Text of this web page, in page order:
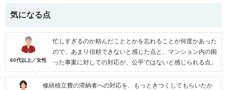
気になる点
60代以上／女性
忙しすぎるのか頼んだこととかを忘れることが何度かあった
ので、あまり信頼できないと感じた点と、マンション内の困
った事案に対しての対応が、公平ではないと感じられる点。
修繕積立費の滞納者への対応を、もっときつくしてもらいたか